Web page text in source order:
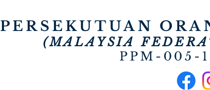
PERSEKUTUAN
(MALAYSIA
PPM-005-